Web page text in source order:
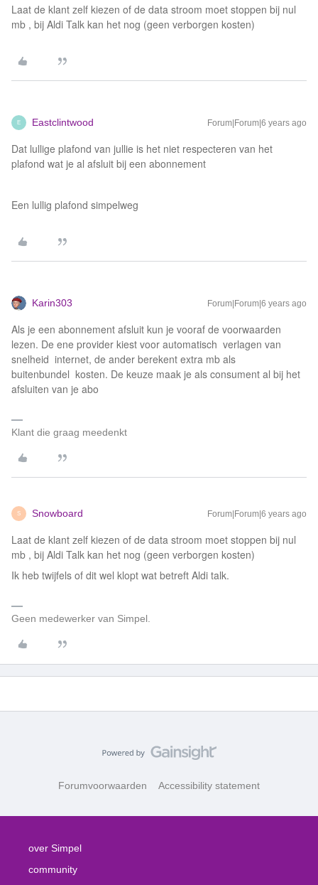
Laat de klant zelf kiezen of de data stroom moet stoppen bij nul
mb , bij Aldi Talk kan het nog (geen verborgen kosten)
E Eastclintwood Forum|Forum|6 years ago
Dat lullige plafond van jullie is het niet respecteren van het
plafond wat je al afsluit bij een abonnement
Een lullig plafond simpelweg
Karin303 Forum|Forum|6 years ago
Als je een abonnement afsluit kun je vooraf de voorwaarden
lezen. De ene provider kiest voor automatisch verlagen van
snelheid internet, de ander berekent extra mb als
buitenbundel kosten. De keuze maak je als consument al bij het
afsluiten van je abo
Klant die graag meedenkt
S Snowboard Forum|Forum|6 years ago
Laat de klant zelf kiezen of de data stroom moet stoppen bij nul
mb , bij Aldi Talk kan het nog (geen verborgen kosten)
Ik heb twijfels of dit wel klopt wat betreft Aldi talk.
Geen medewerker van Simpel.
Forumvoorwaarden Accessibility statement
over Simpel
community